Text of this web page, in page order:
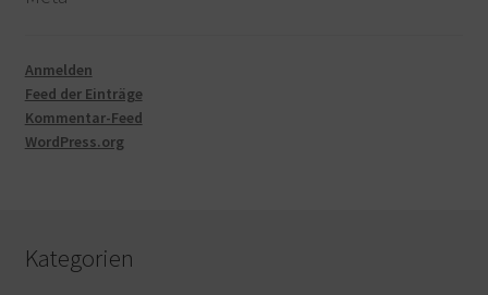
Anmelden
Feed der Einträge
Kommentar-Feed
WordPress.org
Kategorien